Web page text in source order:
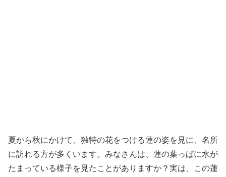
夏から秋にかけて、独特の花をつける蓮の姿を見に、名所
に訪れる方が多くいます。みなさんは、蓮の葉っぱに水が
たまっている様子を見たことがありますか？実は、この蓮